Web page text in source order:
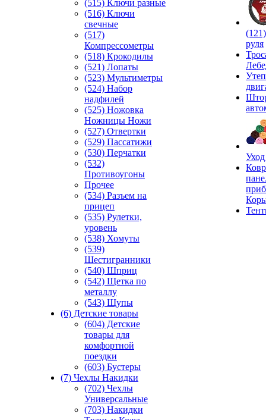
(515) Ключи разные
(516) Ключи
свечные
(517)
Компрессометры
(518) Крокодилы
(521) Лопаты
(523) Мультиметры
(524) Набор
надфилей
(525) Ножовка
Ножницы Ножи
(527) Отвертки
(529) Пассатижи
(530) Перчатки
(532)
Противоугоны
Прочее
(534) Разъем на
прицеп
(535) Рулетки,
уровень
(538) Хомуты
(539)
Шестигранники
(540) Шприц
(542) Щетка по
металлу
(543) Щупы
(6) Детские товары
(604) Детские
товары для
комфортной
поездки
(603) Бустеры
(7) Чехлы Накидки
(702) Чехлы
Универсальные
(703) Накидки
руля
Уход